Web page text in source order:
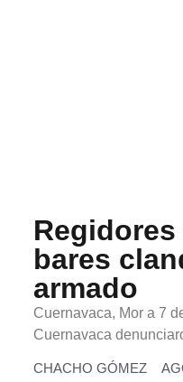
bares
armado
Cuernavaca, Mor a 7
Cuernavaca
CHACHO GÓMEZ